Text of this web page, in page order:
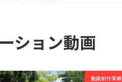
ション動画
動画制作実績